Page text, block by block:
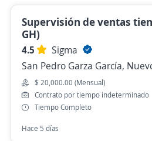
Supervisión de ventas
GH)
4.5
Sigma
San Pedro Garza García,
$ 20,000.00 (Mensual)
Contrato por tiempo indeterminado
Tiempo Completo
Hace 5 días